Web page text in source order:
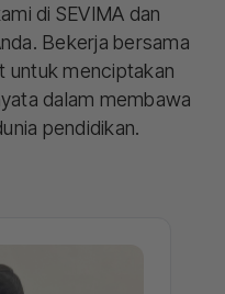
di SEVIMA dan
Bekerja bersama
untuk menciptakan
dalam membawa
pendidikan.